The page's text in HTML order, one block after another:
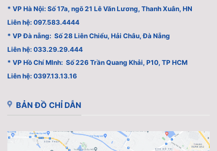
* VP Hà Nội: Số 17a, ngõ 21 Lê Văn Lương, Thanh Xuân, HN
Liên hệ: 097.583.4444
* VP Đà nẵng: Số 28 Liên Chiểu, Hải Châu, Đà Nẵng
Liên hệ: 033.29.29.444
* VP Hồ Chí MInh: Số 226 Trần Quang Khải, P10, TP HCM
Liên hệ: 0397.13.13.16
BẢN ĐỒ CHỈ DẪN